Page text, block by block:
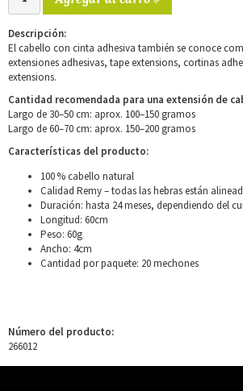
Descripción:
El cabello con cinta adhesiva también se conoce
extensiones adhesivas, tape extensions, cortinas
extensions.
Cantidad recomendada para una extensión de
Largo de 30–50 cm: aprox. 100–150 gramos
Largo de 60–70 cm: aprox. 150–200 gramos
Características del producto:
100 % cabello natural
Calidad Remy – todas las hebras están
Duración: hasta 24 meses, dependiendo del
Longitud: 60cm
Peso: 60g
Ancho: 4cm
Cantidad por paquete: 20 mechones
Número del producto:
266012